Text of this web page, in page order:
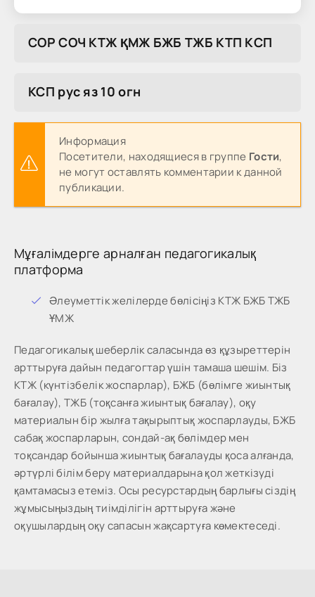
COP COЧ KTЖ ҚMЖ БЖБ TЖБ KTП KCП
КСП рус яз 10 огн
Информация
Посетители, находящиеся в группе Гости,
не могут оставлять комментарии к данной
публикации.
Мұғалімдерге арналған педагогикалық
платформа
Әлеуметтік желілерде бөлісіңіз КТЖ БЖБ ТЖБ
ҰМЖ
Педагогикалық шеберлік саласында өз құзыреттерін
арттыруға дайын педагогтар үшін тамаша шешім. Біз
КТЖ (күнтізбелік жоспарлар), БЖБ (бөлімге жиынтық
бағалау), ТЖБ (тоқсанға жиынтық бағалау), оқу
материалын бір жылға тақырыптық жоспарлауды, БЖБ
сабақ жоспарларын, сондай-ақ бөлімдер мен
тоқсандар бойынша жиынтық бағалауды қоса алғанда,
әртүрлі білім беру материалдарына қол жеткізуді
қамтамасыз етеміз. Осы ресурстардың барлығы сіздің
жұмысыңыздың тиімділігін арттыруға және
оқушылардың оқу сапасын жақсартуға көмектеседі.